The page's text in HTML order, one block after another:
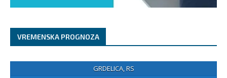
VREMENSKA PROGNOZA
GRDELICA, RS